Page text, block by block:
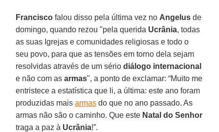
Francisco falou disso pela última vez no Angelus de
domingo, quando rezou "pela querida Ucrânia, todas
as suas Igrejas e comunidades religiosas e todo o
seu povo, para que as tensões em torno dela sejam
resolvidas através de um sériodiálogo internacional
e não com asarmas", a ponto de exclamar: “Muito me
entristece a estatística que li, a última: este ano foram
produzidas maisarmas do que no ano passado. As
armas não são o caminho. Que este Natal do Senhor
traga a paz à Ucrânia!”.